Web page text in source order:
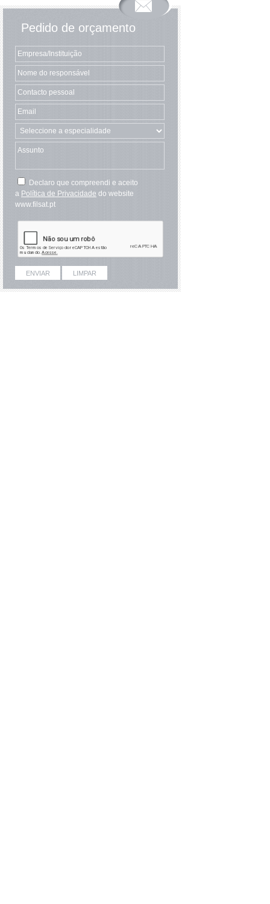
Pedido de orçamento
Declaro que compreendi e aceito
a Política de Privacidade do website
www.filsat.pt